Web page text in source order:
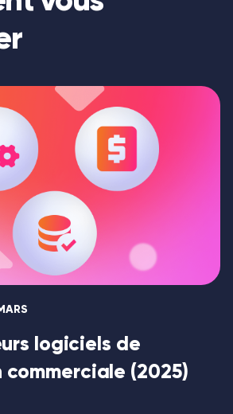
logiciels de
(2025)